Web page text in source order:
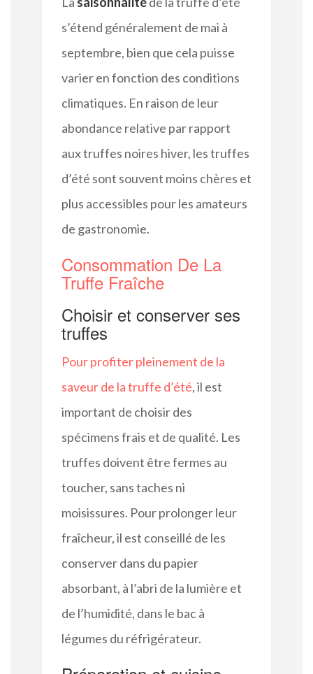
s’étend généralement de mai à
septembre, bien que cela puisse
varier en fonction des conditions
climatiques. En raison de leur
abondance relative par rapport
aux truffes noires hiver, les truffes
d’été sont souvent moins chères et
plus accessibles pour les amateurs
de gastronomie.
Consommation De La
Truffe Fraîche
Choisir et conserver ses
truffes
Pour profiter pleinement de la
saveur de la truffe d’été, il est
important de choisir des
spécimens frais et de qualité. Les
truffes doivent être fermes au
toucher, sans taches ni
moisissures. Pour prolonger leur
fraîcheur, il est conseillé de les
conserver dans du papier
absorbant, à l’abri de la lumière et
de l’humidité, dans le bac à
légumes du réfrigérateur.